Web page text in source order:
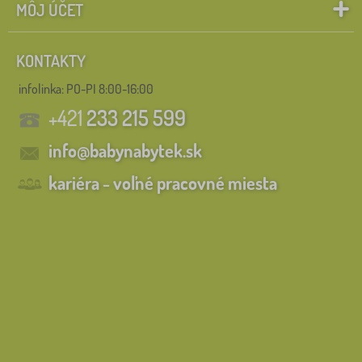
MÔJ ÚČET
KONTAKTY
infolinka: PO-PI 8:00-16:00
+421233 215 599
info@babynabytek.sk
kariéra - voľné pracovné miesta